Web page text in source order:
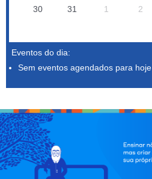
30 31 1 2
Eventos do dia:
Sem eventos agendados para hoje